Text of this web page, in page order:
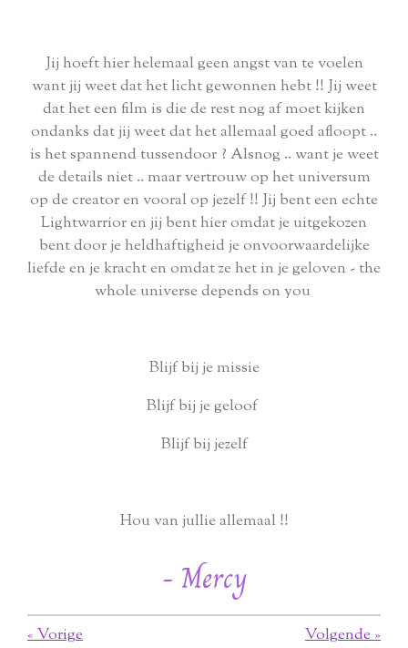
Jij hoeft hier helemaal geen angst van te voelen
want jij weet dat het licht gewonnen hebt !! Jij weet
dat het een film is die de rest nog af moet kijken
ondanks dat jij weet dat het allemaal goed afloopt ..
is het spannend tussendoor ? Alsnog .. want je weet
de details niet .. maar vertrouw op het universum
op de creator en vooral op jezelf !! Jij bent een echte
Lightwarrior en jij bent hier omdat je uitgekozen
bent door je heldhaftigheid je onvoorwaardelijke
liefde en je kracht en omdat ze het in je geloven - the
whole universe depends on you
Blijf bij je missie
Blijf bij je geloof
Blijf bij jezelf
Hou van jullie allemaal !!
- Mercy
«Vorige Volgende»